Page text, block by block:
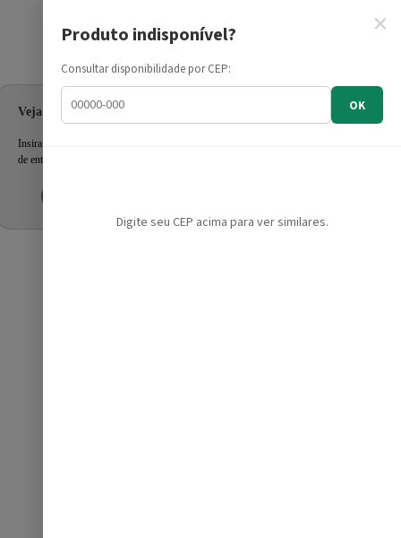
Informe seu CEP
Veja as ofertas para seu endereço!
Insira seu CEP e confira a disponibilidade dos produtos e prazo
de entrega.
×
Produto indisponível?
Consultar disponibilidade por CEP:
OK
Digite seu CEP acima para ver similares.